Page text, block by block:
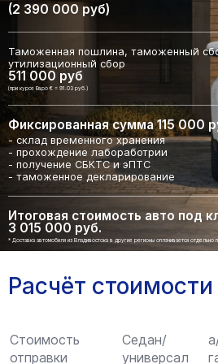
(2 390 000 руб)
Таможенная пошлина, таможенный
утилизационный сбор
511 000 руб
(при курсе Евро € = 91.03 руб.)
Фиксированная сумма 115 000
- склад временного хранения
- прохождение лабоработрии
- получение СБКТС и эПТС
- таможенное декларирование
Итоговая стоимость авто под
3 015 000 руб.
* Доставка автомобиля из Владивостока в другие регионы оплачивается отдельно
Расчёт
Стоимость
отправки
Седан/
универсал